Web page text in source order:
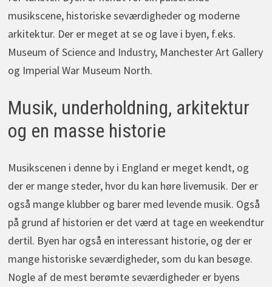
musikscene, historiske seværdigheder og moderne
arkitektur. Der er meget at se og lave i byen, f.eks.
Museum of Science and Industry, Manchester Art Gallery
og Imperial War Museum North.
Musik, underholdning, arkitektur
og en masse historie
Musikscenen i denne by i England er meget kendt, og
der er mange steder, hvor du kan høre livemusik. Der er
også mange klubber og barer med levende musik. Også
på grund af historien er det værd at tage en weekendtur
dertil. Byen har også en interessant historie, og der er
mange historiske seværdigheder, som du kan besøge.
Nogle af de mest berømte seværdigheder er byens